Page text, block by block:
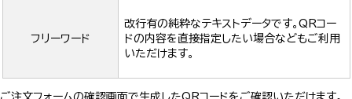
フリーワード
改行有の純粋なテキストデータです。QRコー
ドの内容を直接指定したい場合などもご利用
いただけます。
ご注文フォームの確認画面で生成したQRコードをご確認いただけます。